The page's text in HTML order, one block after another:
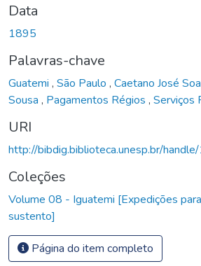
Data
1895
Palavras-chave
Guatemi , São Paulo , Caetano José
Sousa , Pagamentos Régios , Serviços
URI
http://bibdig.biblioteca.unesp.br/
Coleções
Volume 08 - Iguatemi [Expedições
sustento]
Página do item completo